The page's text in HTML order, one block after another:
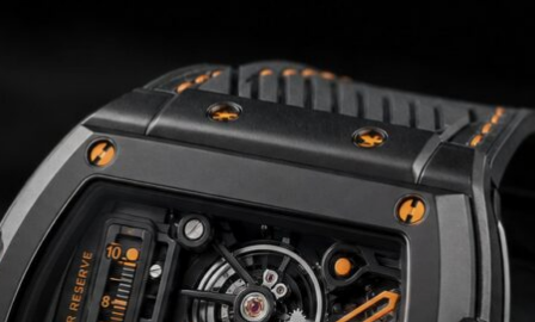
Hublot Big Bang Meca-10 P2P